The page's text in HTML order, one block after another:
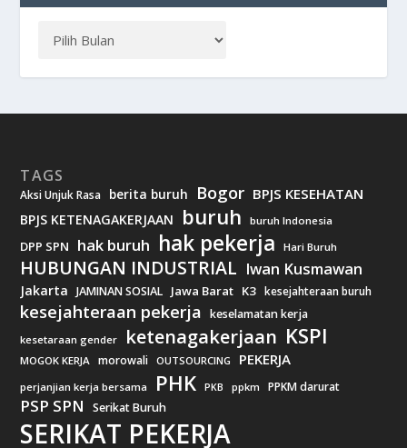
TAGS
Aksi Unjuk Rasa berita buruh Bogor BPJS KESEHATAN
BPJS KETENAGAKERJAAN buruh buruh Indonesia
DPP SPN hak buruh hak pekerja Hari Buruh
HUBUNGAN INDUSTRIAL Iwan Kusmawan
Jakarta JAMINAN SOSIAL Jawa Barat K3 kesejahteraan buruh
kesejahteraan pekerja keselamatan kerja
kesetaraan gender ketenagakerjaan KSPI
MOGOK KERJA morowali OUTSOURCING PEKERJA
perjanjian kerja bersama PHK PKB ppkm PPKM darurat
PSP SPN Serikat Buruh
SERIKAT PEKERJA